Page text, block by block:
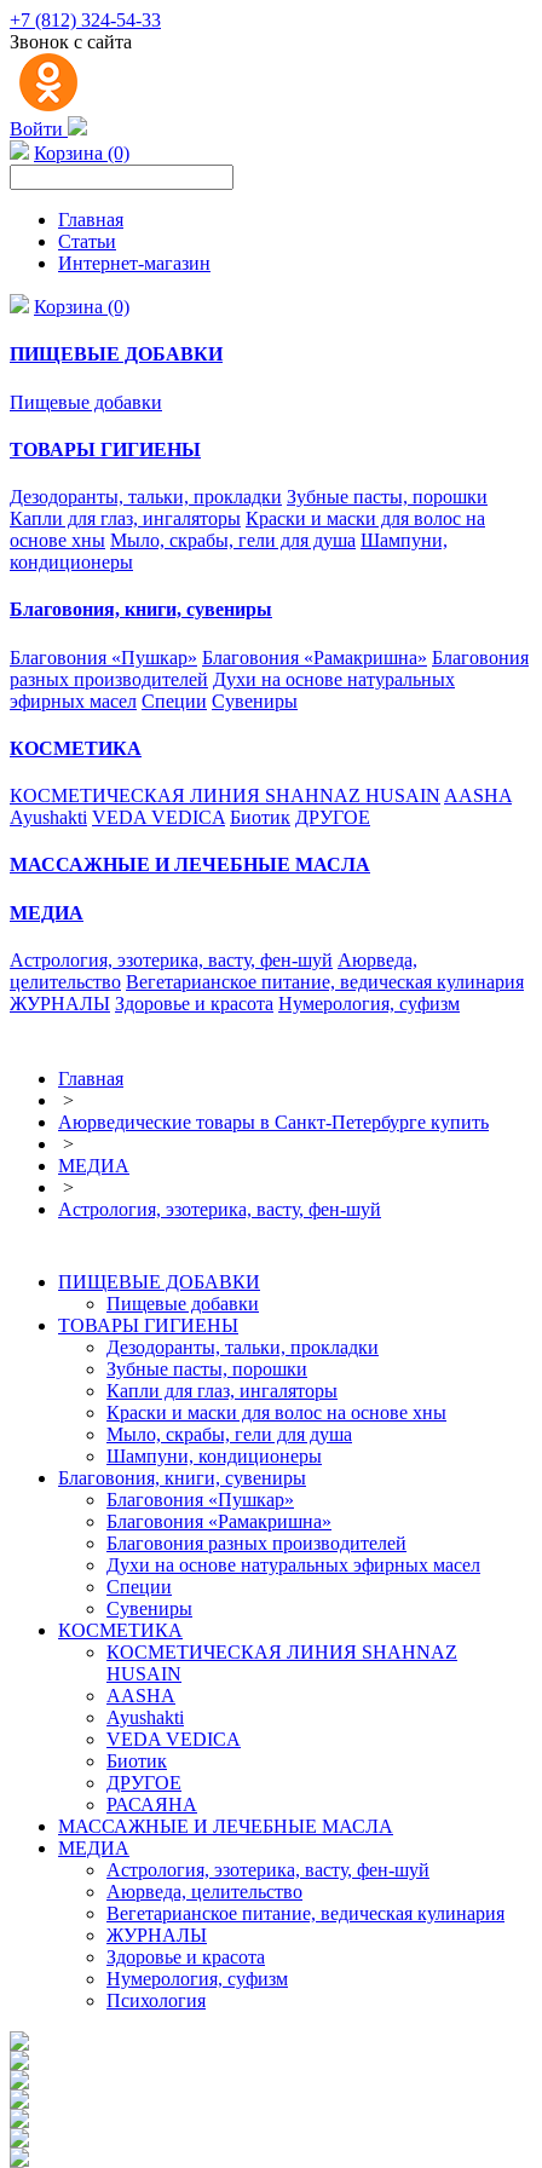
+7 (812) 324-54-33
Звонок с сайта
Войти
Корзина (0)
Главная
Статьи
Интернет-магазин
Корзина (0)
ПИЩЕВЫЕ ДОБАВКИ
Пищевые добавки
ТОВАРЫ ГИГИЕНЫ
Дезодоранты, тальки, прокладки Зубные пасты, порошки
Капли для глаз, ингаляторы Краски и маски для волос на
основе хны Мыло, скрабы, гели для душа Шампуни,
кондиционеры
Благовония, книги, сувениры
Благовония «Пушкар» Благовония «Рамакришна» Благовония
разных производителей Духи на основе натуральных
эфирных масел Специи Сувениры
КОСМЕТИКА
КОСМЕТИЧЕСКАЯ ЛИНИЯ SHAHNAZ HUSAIN AASHA
Ayushakti VEDA VEDICA Биотик ДРУГОЕ
МАССАЖНЫЕ И ЛЕЧЕБНЫЕ МАСЛА
МЕДИА
Астрология, эзотерика, васту, фен-шуй Аюрведа,
целительство Вегетарианское питание, ведическая кулинария
ЖУРНАЛЫ Здоровье и красота Нумерология, суфизм
Главная
>
Аюрведические товары в Санкт-Петербурге купить
>
МЕДИА
>
Астрология, эзотерика, васту, фен-шуй
ПИЩЕВЫЕ ДОБАВКИ
Пищевые добавки
ТОВАРЫ ГИГИЕНЫ
Дезодоранты, тальки, прокладки
Зубные пасты, порошки
Капли для глаз, ингаляторы
Краски и маски для волос на основе хны
Мыло, скрабы, гели для душа
Шампуни, кондиционеры
Благовония, книги, сувениры
Благовония «Пушкар»
Благовония «Рамакришна»
Благовония разных производителей
Духи на основе натуральных эфирных масел
Специи
Сувениры
КОСМЕТИКА
КОСМЕТИЧЕСКАЯ ЛИНИЯ SHAHNAZ
HUSAIN
AASHA
Ayushakti
VEDA VEDICA
Биотик
ДРУГОЕ
РАСАЯНА
МАССАЖНЫЕ И ЛЕЧЕБНЫЕ МАСЛА
МЕДИА
Астрология, эзотерика, васту, фен-шуй
Аюрведа, целительство
Вегетарианское питание, ведическая кулинария
ЖУРНАЛЫ
Здоровье и красота
Нумерология, суфизм
Психология